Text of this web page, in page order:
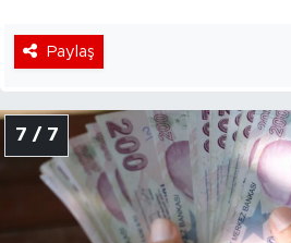
Paylaş
7 / 7